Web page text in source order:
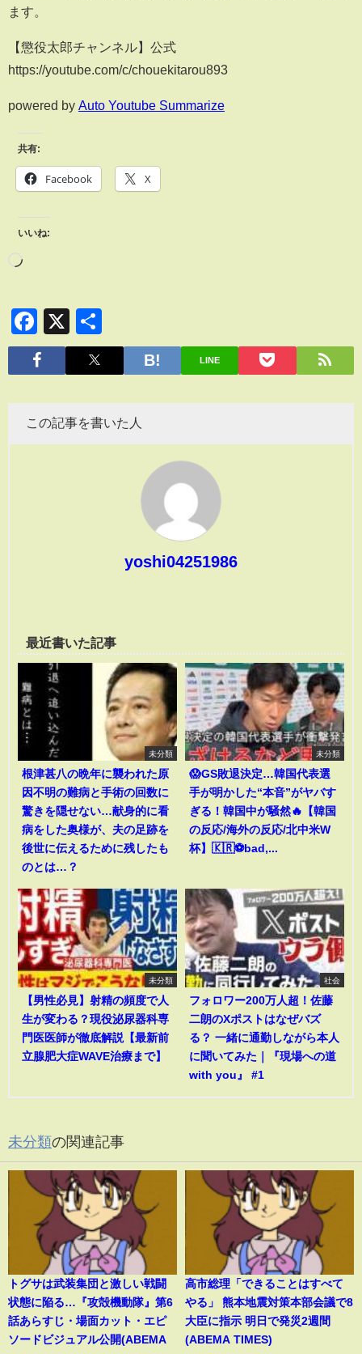
ます。
【懲役太郎チャンネル】公式
https://youtube.com/c/chouekitarou893
powered by Auto Youtube Summarize
共有:
Facebook X
いいね:
Facebook
X
有
LINE
この記事を書いた人
yoshi04251986
最近書いた記事
未分類
根津甚八の晩年に襲われた原
因不明の難病と手術の回数に
驚きを隠せない…献身的に看
病をした奥様が、夫の足跡を
後世に伝えるために残したも
のとは…？
未分類
😱GS敗退決定…韓国代表選
手が明かした“本音”がヤバす
ぎる！韓国中が騒然🔥【韓国
の反応/海外の反応/北中米W
杯】🇰🇷⚽bad,...
未分類
【男性必見】射精の頻度で人
生が変わる？現役泌尿器科専
門医医師が徹底解説【最新前
立腺肥大症WAVE治療まで】
社会
フォロワー200万人超！佐藤
二朗のXポストはなぜバズ
る？ 一緒に通勤しながら本人
に聞いてみた｜『現場への道
with you』 #1
未分類の関連記事
トグサは武装集団と激しい戦闘
状態に陥る…『攻殻機動隊』第6
話あらすじ・場面カット・エピ
ソードビジュアル公開(ABEMA
高市総理「できることはすべて
やる」 熊本地震対策本部会議で8
大臣に指示 明日で発災2週間
(ABEMA TIMES)